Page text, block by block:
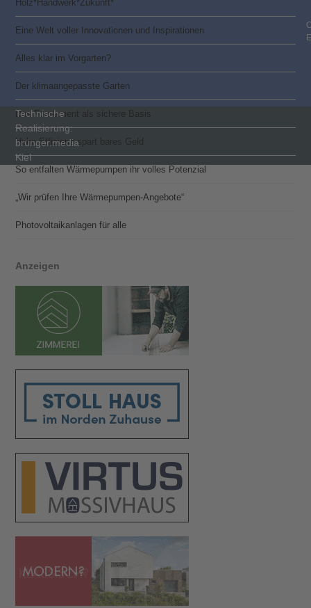
Holz*Handwerk*Zukunft*
Eine Welt voller Innovationen und Inspirationen
Alles klar im Vorgarten?
Der klimaangepasste Garten
Das Fundament als sichere Basis
Hohe Effizienz spart bares Geld
So entfalten Wärmepumpen ihr volles Potenzial
„Wir prüfen Ihre Wärmepumpen-Angebote“
Photovoltaik­­anlagen für alle
Anzeigen
Technische
Realisierung:
brünger.media
Kiel